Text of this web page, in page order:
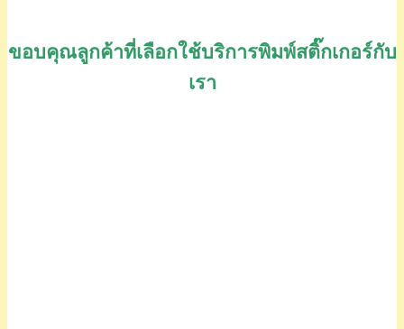
ขอบคุณลูกค้าที่เลือกใช้บริการพิมพ์สติ๊กเกอร์กับ
เรา